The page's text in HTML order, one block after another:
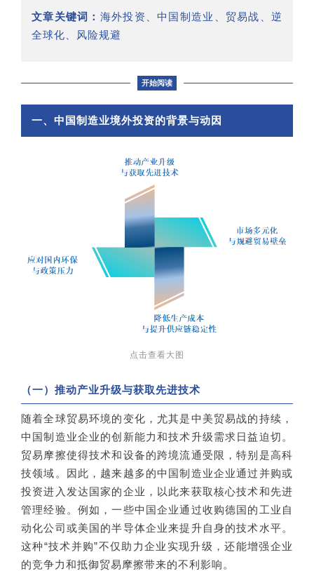
文章关键词： 海外投资、中国制造业、贸易战、逆
全球化、风险规避
开始阅读
一、中国制造业境外投资的背景与动因
点击查看大图
（一）推动产业升级与获取先进技术
随着全球贸易环境的变化，尤其是中美贸易战的持续，
中国制造业企业的创新能力和技术升级需求日益迫切。
贸易摩擦使得技术和设备的跨境流通受限，特别是高科
技领域。因此，越来越多的中国制造业企业通过并购或
投资进入发达国家的企业，以此来获取核心技术和先进
管理经验。例如，一些中国企业通过收购德国的工业自
动化公司或美国的半导体企业来提升自身的技术水平。
这种“技术并购”不仅助力企业实现升级，还能增强企业
的竞争力和抵御贸易摩擦带来的不利影响。